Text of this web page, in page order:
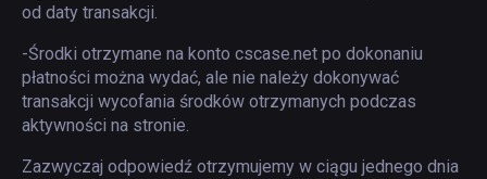
od daty transakcji.
-Środki otrzymane na konto cscase.net po dokonaniu
płatności można wydać, ale nie należy dokonywać
transakcji wycofania środków otrzymanych podczas
aktywności na stronie.
Zazwyczaj odpowiedź otrzymujemy w ciągu jednego dnia